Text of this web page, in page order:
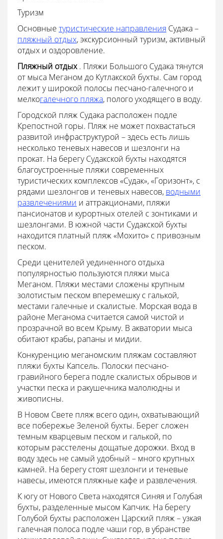
Туризм
Основные туристические направления Судака –
пляжный отдых, экскурсионный туризм, активный
отдых и оздоровление.
Пляжный отдых. Пляжи Большого Судака тянутся
от мыса Меганом до Кутлакской бухты. Сам город
лежит у широкой полосы песчано-галечного и
мелкогалечного пляжа, полого уходящего в воду.
Городской пляж Судака расположен подле
Крепостной горы. Пляж не может похвастаться
развитой инфраструктурой – здесь есть лишь
несколько теневых навесов и шезлонги на
прокат. На берегу Судакской бухты находятся
благоустроенные пляжи современных
туристических комплексов «Судак», «Горизонт», с
рядами шезлонгов и теневых навесов, водными
развлечениями и аттракционами, пляжи
пансионатов и курортных отелей с зонтиками и
шезлонгами. В южной части Судакской бухты
находится платный пляж «Мохито» с привозным
песком.
Среди ценителей уединенного отдыха
популярностью пользуются пляжи мыса
Меганом. Пляжи местами сложены крупным
золотистым песком вперемешку с галькой,
местами галечные и скалистые. Морская вода в
районе Меганома считается самой чистой и
прозрачной во всем Крыму. В акватории мыса
обитают крабы, рапаны и мидии.
Конкуренцию меганомским пляжам составляют
пляжи бухты Капсель. Полоски песчано-
гравийного берега подле скалистых обрывов и
участки песка и ракушечника малолюдны и
живописны.
В Новом Свете пляж всего один, охватывающий
все побережье Зеленой бухты. Берег сложен
темным кварцевым песком и галькой, по
которым расстелены дощатые дорожки. Вход в
воду здесь не самый удобный – много крупных
камней. На берегу стоят шезлонги и теневые
навесы, имеются пляжные кафе и развлечения.
К югу от Нового Света находятся Синяя и Голубая
бухты, разделенные мысом Капчик. На берегу
Голубой бухты расположен Царский пляж – узкая
галечная полоса подле чаши гор, в убранстве